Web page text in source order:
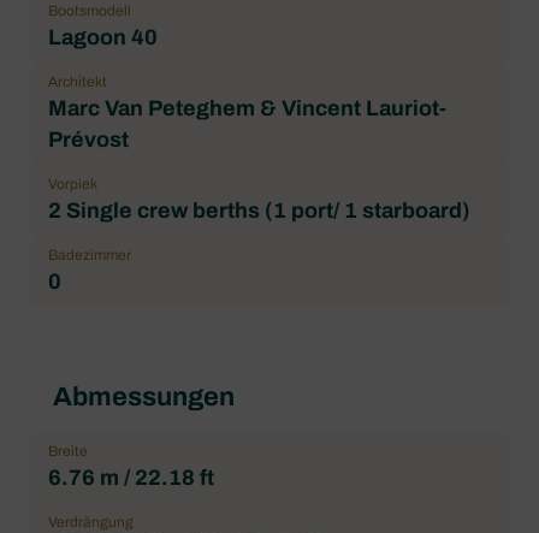
Bootsmodell
Lagoon 40
Architekt
Marc Van Peteghem & Vincent Lauriot-
Prévost
Vorpiek
2 Single crew berths (1 port/ 1 starboard)
Badezimmer
0
Abmessungen
Breite
6.76 m / 22.18 ft
Verdrängung